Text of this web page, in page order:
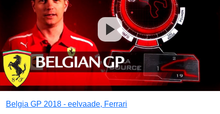
Belgia GP 2018 - eelvaade, Ferrari